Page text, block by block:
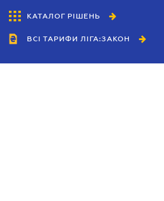
КАТАЛОГ РІШЕНЬ
ВСІ ТАРИФИ ЛІГА:ЗАКОН